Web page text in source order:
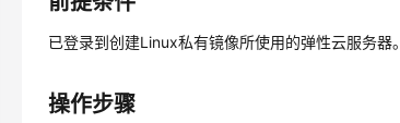
已登录到创建Linux私有镜像所使用的弹性云服务器。
操作步骤